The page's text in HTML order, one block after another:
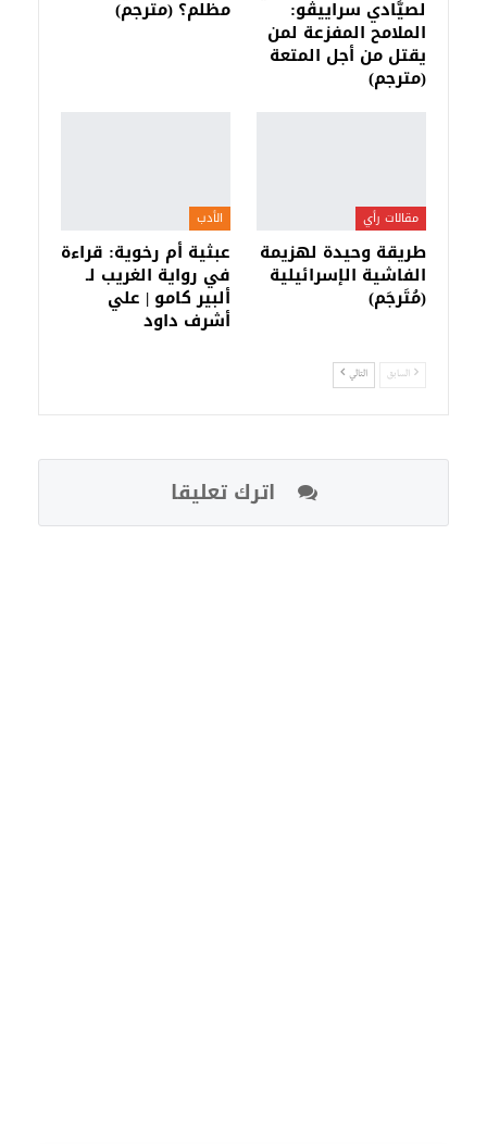
لصيَّادي سراييڤو:
الملامح المفزعة لمن
يقتل من أجل المتعة
(مترجم)
مظلم؟ (مترجم)
مقالات رأي
طريقة وحيدة لهزيمة
الفاشية الإسرائيلية
(مُتَرجَم)
الأدب
عبثية أم رخوية: قراءة
في رواية الغريب لـ
ألبير كامو | علي
أشرف داود
السابق التالي
اترك تعليقا